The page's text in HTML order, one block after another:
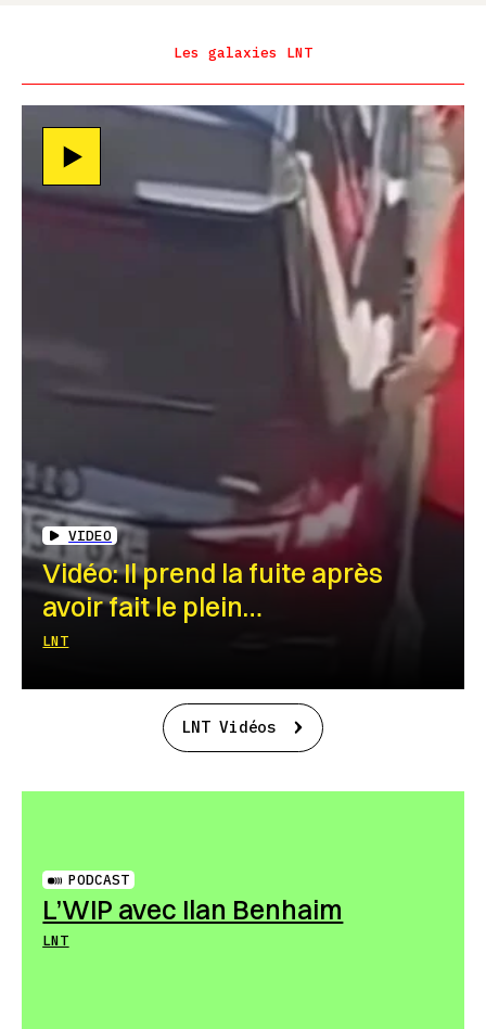
Les galaxies LNT
VIDEO
Vidéo: Il prend la fuite après
avoir fait le plein…
LNT
LNT Vidéos
PODCAST
L’WIP avec Ilan Benhaim
LNT